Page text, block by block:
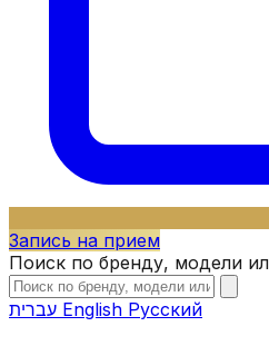
Запись на прием
Поиск по бренду, модели
English Русский